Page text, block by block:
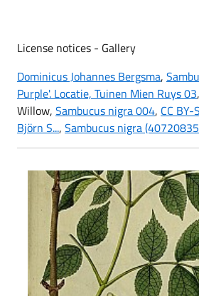
License notices - Gallery
Dominicus Johannes Bergsma,
Purple'. Locatie, Tuinen Mien Ruys 03,
Willow, Sambucus nigra 004, CC BY-
Björn S..., Sambucus nigra
Sambuco comune